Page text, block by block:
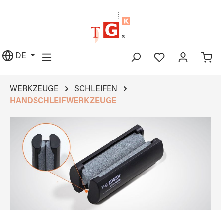
DE
WERKZEUGE
SCHLEIFEN
HANDSCHLEIFWERKZEUGE
Bildergalerie überspringen